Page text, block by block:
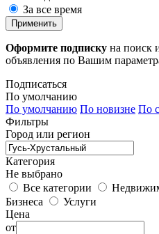
За все время
Применить
Оформите подписку на поиск
объявления по Вашим
Подписаться
По умолчанию
По умолчанию По новизне По
Фильтры
Город или регион
Категория
Не выбрано
Все категории
Бизнеса
Услуги
Цена
от